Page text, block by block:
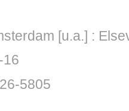
[u.a.] :
16
5805